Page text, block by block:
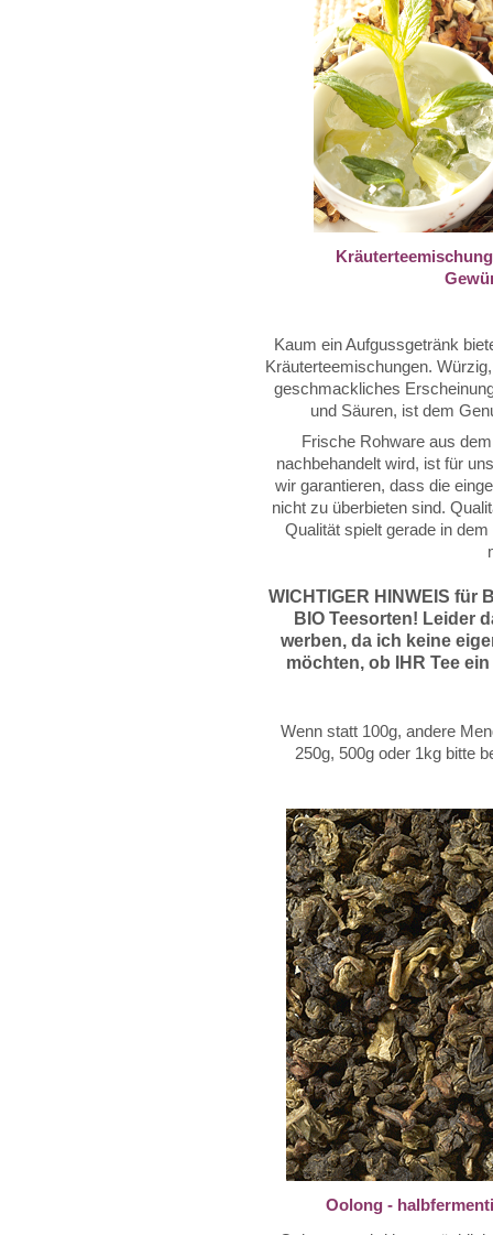
Kaum ein Aufgussgetränk
Kräuterteemischungen.
geschmackliches
und Säuren, ist dem
Frische Rohware aus
nachbehandelt wird, ist für
wir garantieren, dass die
nicht zu überbieten sind.
Qualität spielt gerade in
WICHTIGER HINWEIS für
BIO Teesorten! Leider
werben, daich keine
möchten, ob IHR Tee
Wenn statt 100g, andere
250g, 500g oder 1kg bitte
Oolong -